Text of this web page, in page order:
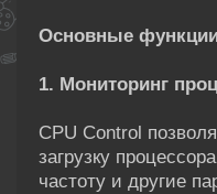
Основные
1. Мониторинг
CPU Control
загрузку
частоту и другие